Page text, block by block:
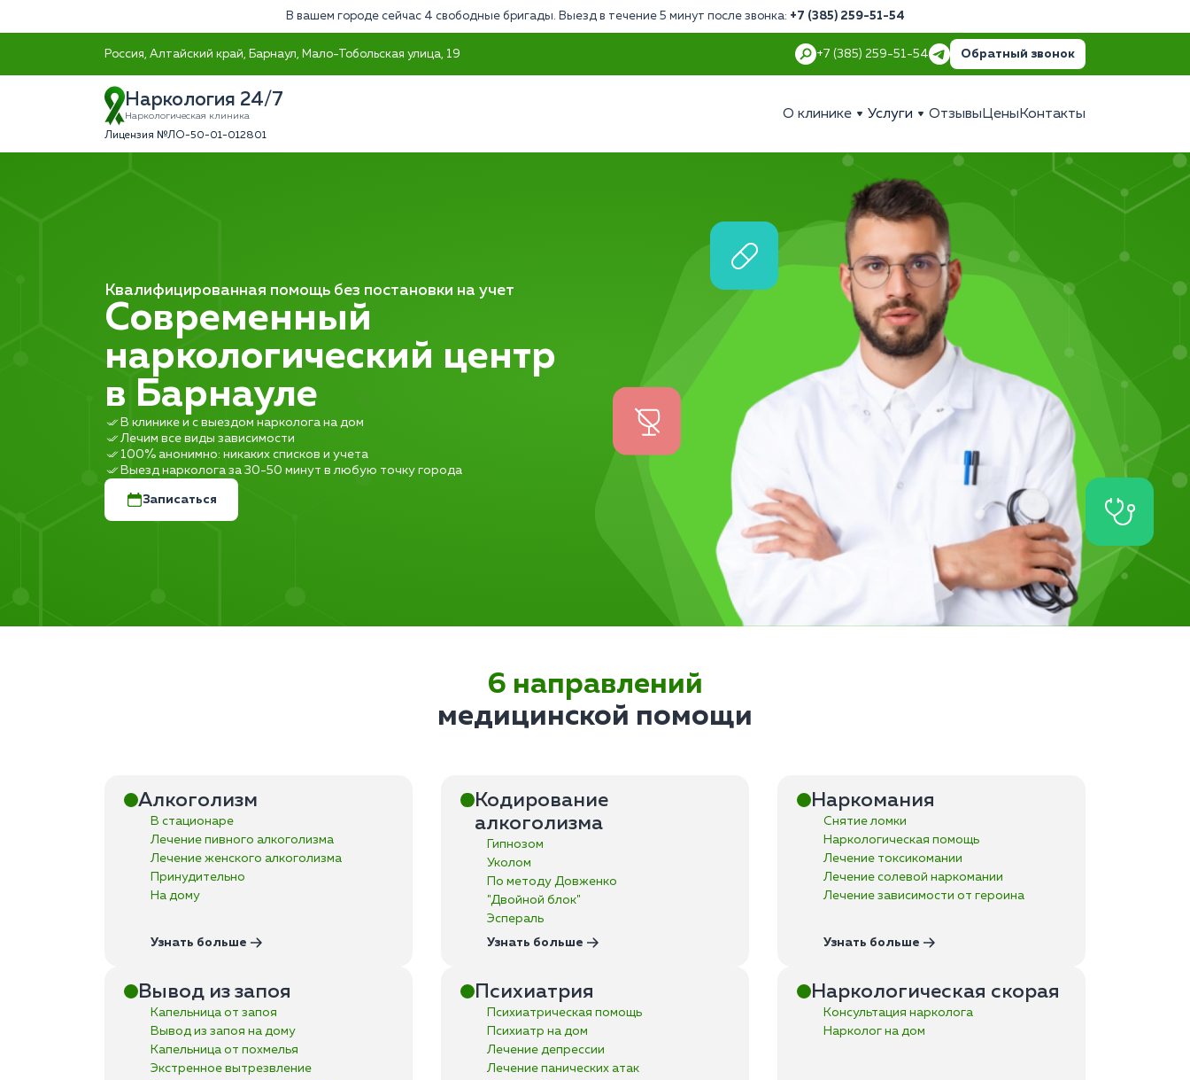
В вашем городе сейчас 4 свободные бригады. Выезд в течение 5 минут после звонка: +7 (385) 259-51-54
Россия, Алтайский край, Барнаул, Мало-Тобольская улица, 19 +7 (385) 259-51-54 Обратный звонок
Наркология 24/7
Наркологическая клиника
Лицензия №ЛО-50-01-012801
О клинике Услуги Отзывы Цены Контакты
Квалифицированная помощь без постановки на учет
Современный
наркологический центр
в Барнауле
В клинике и с выездом нарколога на дом
Лечим все виды зависимости
100% анонимно: никаких списков и учета
Выезд нарколога за 30-50 минут в любую точку города
Записаться
6 направлений
медицинской помощи
Алкоголизм
В стационаре
Лечение пивного алкоголизма
Лечение женского алкоголизма
Принудительно
На дому
Узнать больше
Кодирование
алкоголизма
Гипнозом
Уколом
По методу Довженко
"Двойной блок"
Эспераль
Узнать больше
Наркомания
Снятие ломки
Наркологическая помощь
Лечение токсикомании
Лечение солевой наркомании
Лечение зависимости от героина
Узнать больше
Вывод из запоя
Капельница от запоя
Вывод из запоя на дому
Капельница от похмелья
Экстренное вытрезвление
Психиатрия
Психиатрическая помощь
Психиатр на дом
Лечение депрессии
Лечение панических атак
Наркологическая скорая
Консультация нарколога
Нарколог на дом